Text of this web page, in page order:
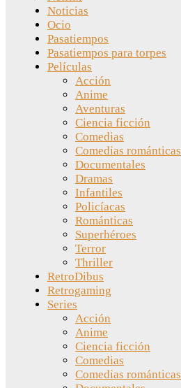
Noticias
Ocio
Pasatiempos
Pasatiempos para torpes
Películas
Acción
Anime
Aventuras
Ciencia ficción
Comedias
Comedias románticas
Documentales
Dramas
Infantiles
Policíacas
Románticas
Superhéroes
Terror
Thriller
RetroDibus
Retrogaming
Series
Acción
Anime
Ciencia ficción
Comedias
Comedias románticas